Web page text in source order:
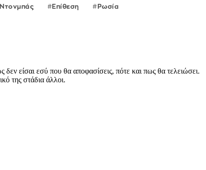
Ντονμπάς Επίθεση Ρωσία